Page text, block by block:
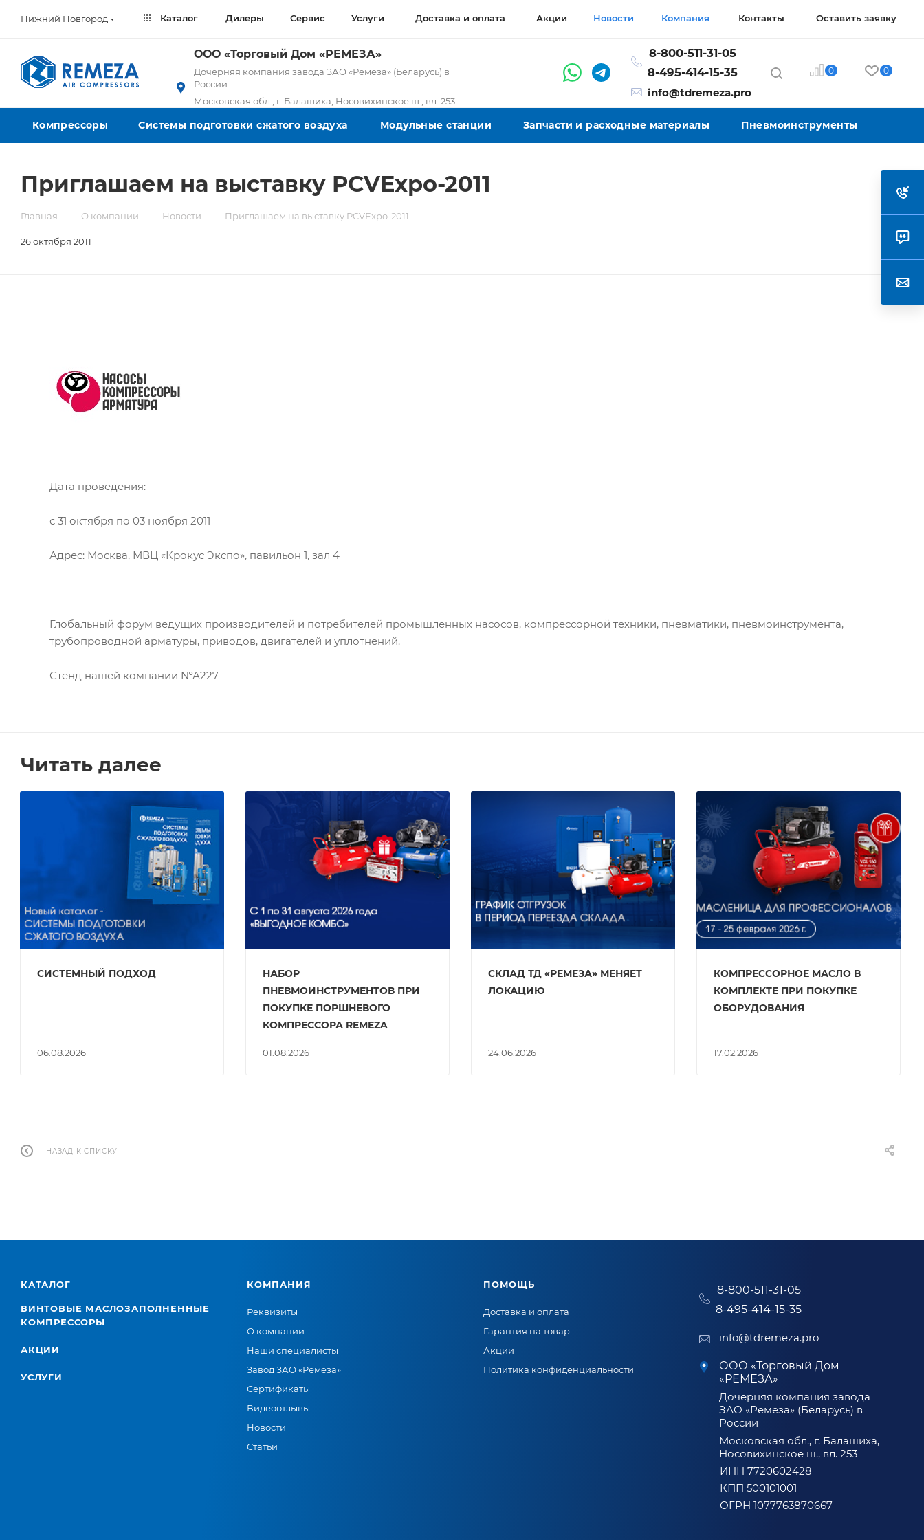
Нижний Новгород Каталог Дилеры Сервис Услуги Доставка и оплата Акции Новости Компания Контакты Оставить заявку
ООО «Торговый Дом «РЕМЕЗА»
Дочерняя компания завода ЗАО «Ремеза» (Беларусь) в
России
Московская обл., г. Балашиха, Носовихинское ш., вл. 253
8-800-511-31-05
8-495-414-15-35
info@tdremeza.pro
0 0
Компрессоры Системы подготовки сжатого воздуха Модульные станции Запчасти и расходные материалы Пневмоинструменты
Приглашаем на выставку PCVExpo-2011
Главная — О компании — Новости — Приглашаем на выставку PCVExpo-2011
26 октября 2011
Дата проведения:
с 31 октября по 03 ноября 2011
Адрес: Москва, МВЦ «Крокус Экспо», павильон 1, зал 4
Глобальный форум ведущих производителей и потребителей промышленных насосов, компрессорной техники, пневматики, пневмоинструмента,
трубопроводной арматуры, приводов, двигателей и уплотнений.
Стенд нашей компании №А227
Читать далее
06.08.2026
СИСТЕМНЫЙ ПОДХОД
01.08.2026
НАБОР
ПНЕВМОИНСТРУМЕНТОВ ПРИ
ПОКУПКЕ ПОРШНЕВОГО
КОМПРЕССОРА REMEZA
24.06.2026
СКЛАД ТД «РЕМЕЗА» МЕНЯЕТ
ЛОКАЦИЮ
17.02.2026
КОМПРЕССОРНОЕ МАСЛО В
КОМПЛЕКТЕ ПРИ ПОКУПКЕ
ОБОРУДОВАНИЯ
НАЗАД К СПИСКУ
КАТАЛОГ
ВИНТОВЫЕ МАСЛОЗАПОЛНЕННЫЕ
КОМПРЕССОРЫ
АКЦИИ
УСЛУГИ
КОМПАНИЯ
Реквизиты
О компании
Наши специалисты
Завод ЗАО «Ремеза»
Сертификаты
Видеоотзывы
Новости
Статьи
ПОМОЩЬ
Доставка и оплата
Гарантия на товар
Акции
Политика конфиденциальности
8-800-511-31-05
8-495-414-15-35
info@tdremeza.pro
ООО «Торговый Дом
«РЕМЕЗА»
Дочерняя компания завода
ЗАО «Ремеза» (Беларусь) в
России
Московская обл., г. Балашиха,
Носовихинское ш., вл. 253
ИНН 7720602428
КПП 500101001
ОГРН 1077763870667